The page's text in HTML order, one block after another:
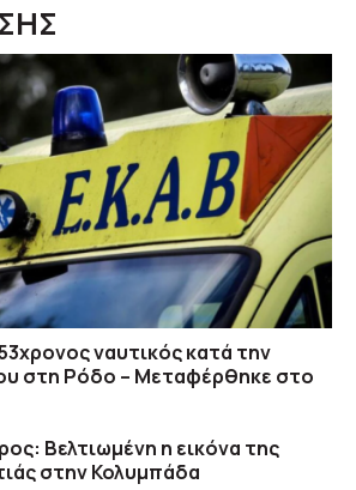
ναυτικός κατά την
στη Ρόδο – Μεταφέρθηκε στο
Βελτιωμένη η εικόνα της
στην Κολυμπάδα